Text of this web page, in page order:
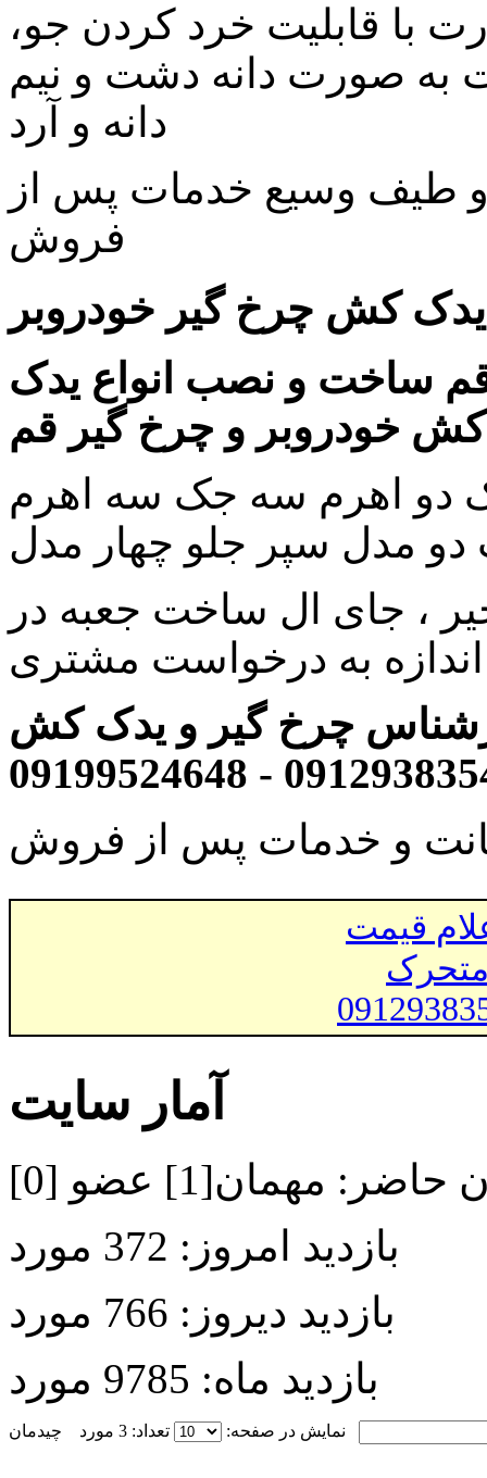
با قابلیت خرد کردن جو،
به صورت دانه دشت و نیم
دانه و آرد
طیف وسیع خدمات پس از
فروش
یدک کش چرخ گیر خودروبر
ساخت و نصب انواع یدک
کش خودروبر و چرخ گیر قم
دو اهرم سه جک سه اهرم
مدل سپر جلو چهار مدل
، جای ال ساخت جعبه در
اندازه به درخواست مشتری
چرخ گیر و یدک کش
و خدمات پس از فروش
قیمت
آمار سایت
حاضر: مهمان[1] عضو [0]
بازدید امروز: 372 مورد
بازدید دیروز: 766 مورد
بازدید ماه: 9785 مورد
نمایش در صفحه: تعداد: 3 مورد